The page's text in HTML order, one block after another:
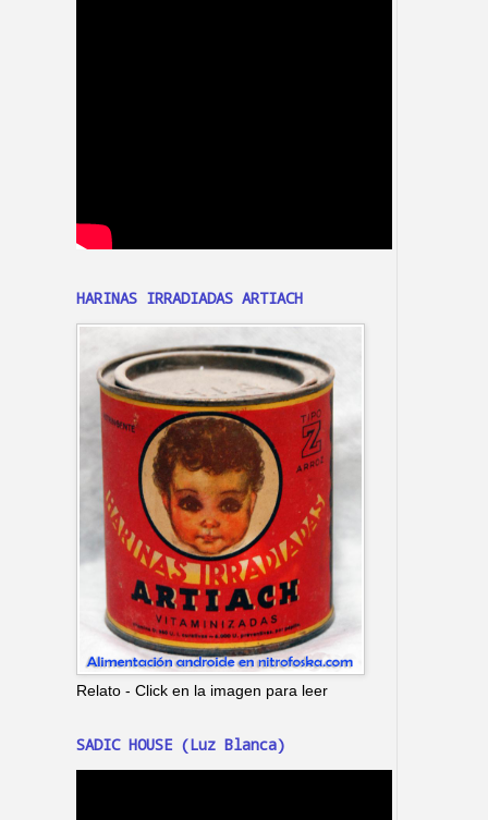
HARINAS IRRADIADAS ARTIACH
Relato - Click en la imagen para leer
SADIC HOUSE (Luz Blanca)